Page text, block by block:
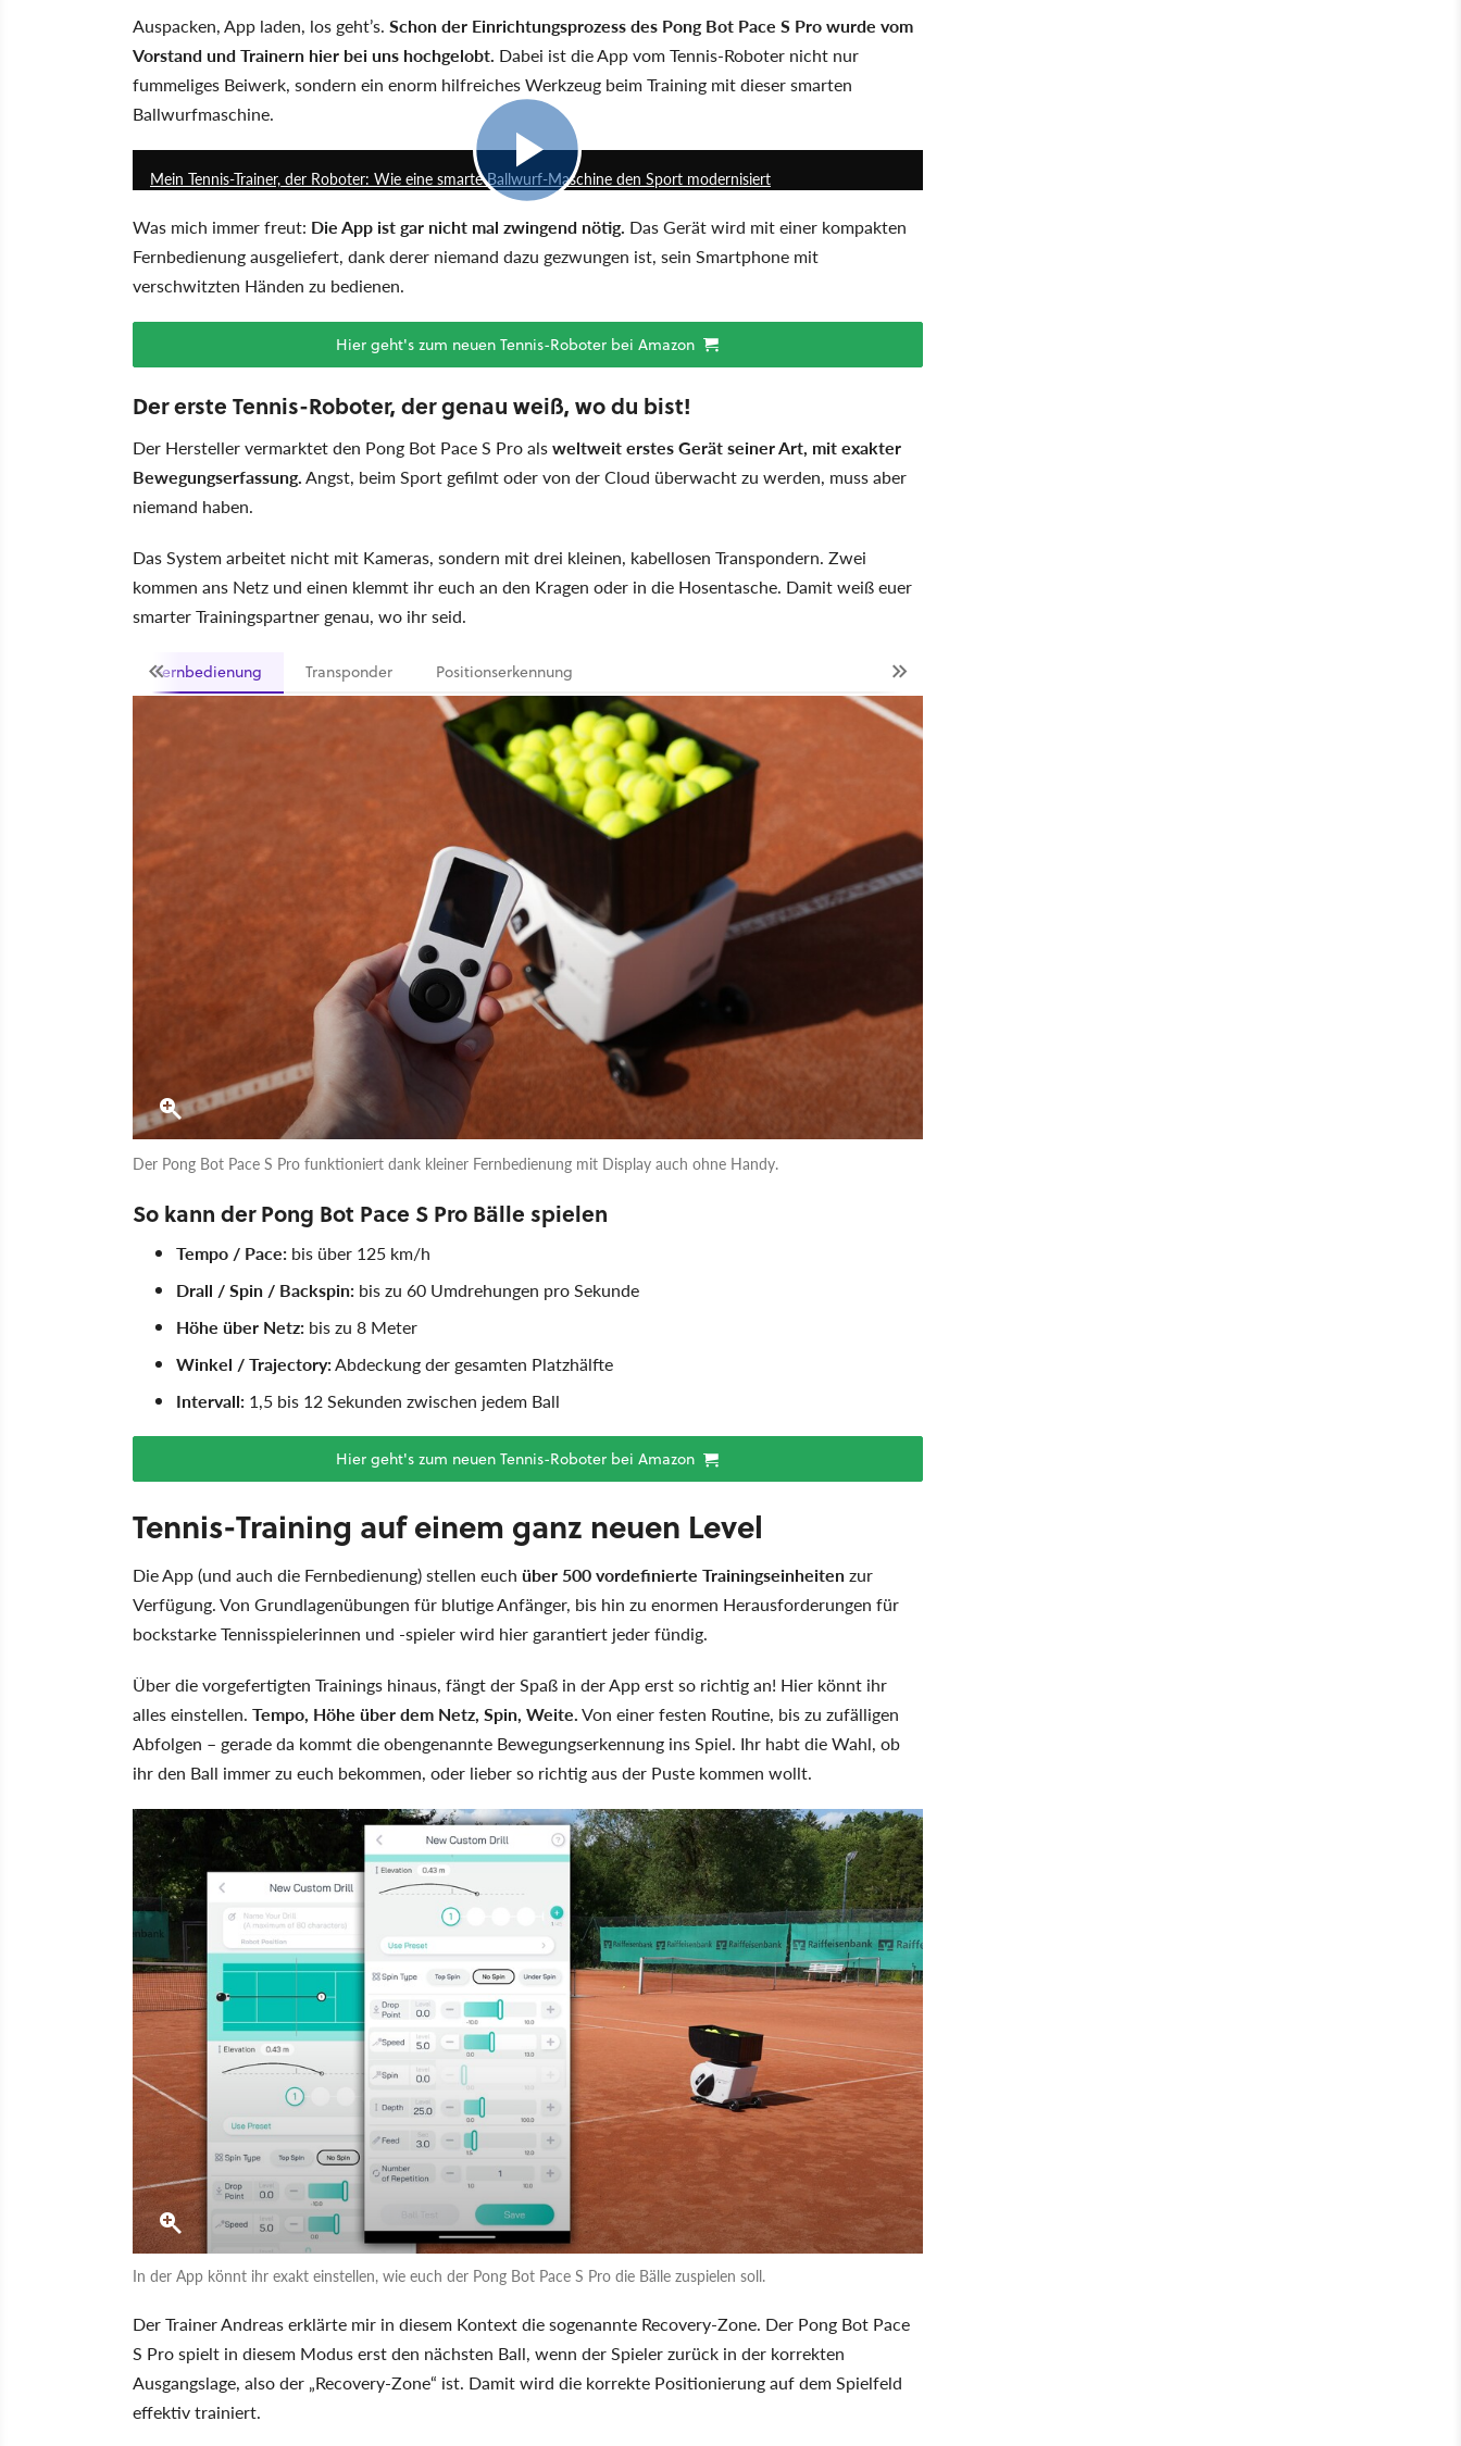
Auspacken, App laden, los geht’s. Schon der Einrichtungsprozess des Pong Bot Pace S Pro wurde vom
Vorstand und Trainern hier bei uns hochgelobt. Dabei ist die App vom Tennis-Roboter nicht nur
fummeliges Beiwerk, sondern ein enorm hilfreiches Werkzeug beim Training mit dieser smarten
Ballwurfmaschine.
Mein Tennis-Trainer, der Roboter: Wie eine smarte Ballwurf-Maschine den Sport modernisiert
Was mich immer freut: Die App ist gar nicht mal zwingend nötig. Das Gerät wird mit einer kompakten
Fernbedienung ausgeliefert, dank derer niemand dazu gezwungen ist, sein Smartphone mit
verschwitzten Händen zu bedienen.
Hier geht's zum neuen Tennis-Roboter bei Amazon
Der erste Tennis-Roboter, der genau weiß, wo du bist!
Der Hersteller vermarktet den Pong Bot Pace S Pro alsweltweit erstes Gerät seiner Art, mit exakter
Bewegungserfassung.Angst, beim Sport gefilmt oder von der Cloud überwacht zu werden, muss aber
niemand haben.
Das System arbeitet nicht mit Kameras, sondern mit drei kleinen, kabellosen Transpondern. Zwei
kommen ans Netz und einen klemmt ihr euch an den Kragen oder in die Hosentasche. Damit weiß euer
smarter Trainingspartner genau, wo ihr seid.
Fernbedienung Transponder Positionserkennung
Der Pong Bot Pace S Pro funktioniert dank kleiner Fernbedienung mit Display auch ohne Handy.
So kann der Pong Bot Pace S Pro Bälle spielen
Tempo / Pace: bis über 125 km/h
Drall / Spin / Backspin: bis zu 60 Umdrehungen pro Sekunde
Höhe über Netz: bis zu 8 Meter
Winkel / Trajectory:Abdeckung der gesamten Platzhälfte
Intervall: 1,5 bis 12 Sekunden zwischen jedem Ball
Hier geht's zum neuen Tennis-Roboter bei Amazon
Tennis-Training auf einem ganz neuen Level
Die App (und auch die Fernbedienung) stellen euch über 500 vordefinierte Trainingseinheitenzur
Verfügung. Von Grundlagenübungen für blutige Anfänger, bis hin zu enormen Herausforderungen für
bockstarke Tennisspielerinnen und -spieler wird hier garantiert jeder fündig.
Über die vorgefertigten Trainings hinaus, fängt der Spaß in der App erst so richtig an! Hier könnt ihr
alles einstellen. Tempo, Höhe über dem Netz, Spin, Weite.Von einer festen Routine, bis zu zufälligen
Abfolgen – gerade da kommt die obengenannte Bewegungserkennung ins Spiel. Ihr habt die Wahl, ob
ihr den Ball immer zu euch bekommen, oder lieber so richtig aus der Puste kommen wollt.
In der App könnt ihr exakt einstellen, wie euch der Pong Bot Pace S Pro die Bälle zuspielen soll.
Der Trainer Andreas erklärte mir in diesem Kontext die sogenannte Recovery-Zone. Der Pong Bot Pace
S Pro spielt in diesem Modus erst den nächsten Ball, wenn der Spieler zurück in der korrekten
Ausgangslage, also der „Recovery-Zone“ ist. Damit wird die korrekte Positionierung auf dem Spielfeld
effektiv trainiert.